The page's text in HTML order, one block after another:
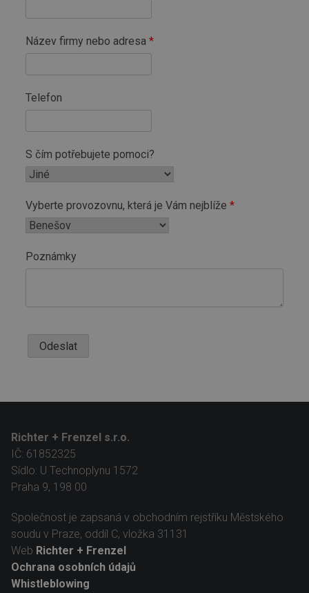
Název firmy nebo adresa
Telefon
S čím potřebujete pomoci?
Vyberte provozovnu, která je Vám nejblíže
Poznámky
Odeslat
Richter + Frenzel s.r.o.
IČ: 61852325
Sídlo: U Technoplynu 1572
Praha 9, 198 00
Společnost je zapsaná v obchodním rejstříku Městského
soudu v Praze, oddíl C, vložka 31131
Web Richter + Frenzel
Ochrana osobních údajů
Whistleblowing